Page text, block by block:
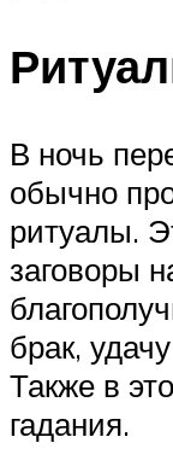
В ночь
обычно
ритуалы.
заговоры
брак,
Также в
гадания.